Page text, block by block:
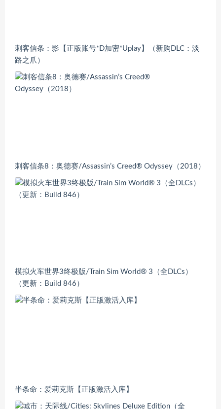
刺客信条：影【正版账号*D加密*Uplay】（新购DLC：淡
路之爪）
刺客信条8：奥德赛/Assassin’s Creed® Odyssey（2018）
模拟火车世界3终极版/Train Sim World® 3（全DLCs）
（更新：Build 846）
半条命：爱莉克斯【正版激活入库】